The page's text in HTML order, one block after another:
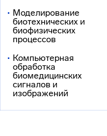
Моделирование
биотехнических и
биофизических
процессов
Компьютерная
обработка
биомедицинских
сигналов и
изображений